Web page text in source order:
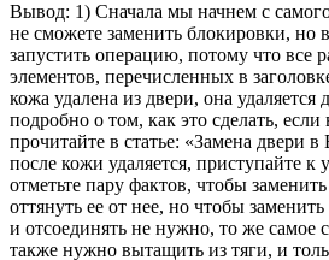
Вывод: 1) Сначала мы начнем с
не сможете заменить блокировки, но
запустить операцию, потому что все
элементов, перечисленных в
кожа удалена из двери, она удаляется
подробно о том, как это сделать, если
прочитайте в статье: «Замена двери
после кожи удаляется, приступайте к
отметьте пару фактов, чтобы
оттянуть ее от нее, но чтобы заменить
и отсоединять не нужно, то же самое
также нужно вытащить из тяги, и